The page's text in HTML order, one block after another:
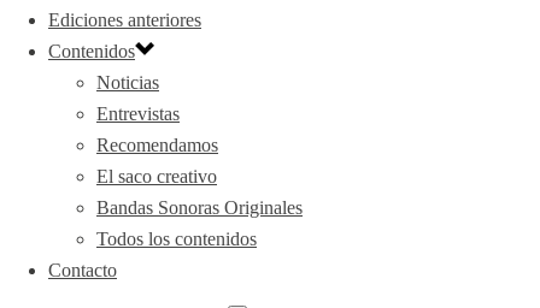
Ediciones anteriores
Contenidos
Noticias
Entrevistas
Recomendamos
El saco creativo
Bandas Sonoras Originales
Todos los contenidos
Contacto